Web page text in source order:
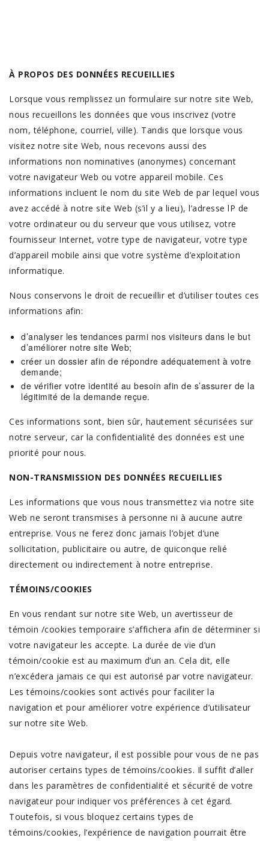
À PROPOS DES DONNÉES RECUEILLIES
Lorsque vous remplissez un formulaire sur notre site Web,
nous recueillons les données que vous inscrivez (votre
nom, téléphone, courriel, ville). Tandis que lorsque vous
visitez notre site Web, nous recevons aussi des
informations non nominatives (anonymes) concernant
votre navigateur Web ou votre appareil mobile. Ces
informations incluent le nom du site Web de par lequel vous
avez accédé à notre site Web (s’il y a lieu), l’adresse lP de
votre ordinateur ou du serveur que vous utilisez, votre
fournisseur Internet, votre type de navigateur, votre type
d’appareil mobile ainsi que votre système d’exploitation
informatique.
Nous conservons le droit de recueillir et d’utiliser toutes ces
informations afin:
d’analyser les tendances parmi nos visiteurs dans le but
d’améliorer notre site Web;
créer un dossier afin de répondre adéquatement à votre
demande;
de vérifier votre identité au besoin afin de s’assurer de la
légitimité de la demande reçue.
Ces informations sont, bien sûr, hautement sécurisées sur
notre serveur, car la confidentialité des données est une
priorité pour nous.
NON-TRANSMISSION DES DONNÉES RECUEILLIES
Les informations que vous nous transmettez via notre site
Web ne seront transmises à personne ni à aucune autre
entreprise. Vous ne ferez donc jamais l’objet d’une
sollicitation, publicitaire ou autre, de quiconque relié
directement ou indirectement à notre entreprise.
TÉMOINS/COOKIES
En vous rendant sur notre site Web, un avertisseur de
témoin /cookies temporaire s’affichera afin de déterminer si
votre navigateur les accepte. La durée de vie d’un
témoin/cookie est au maximum d’un an. Cela dit, elle
n’excédera jamais ce qui est autorisé par votre navigateur.
Les témoins/cookies sont activés pour faciliter la
navigation et pour améliorer votre expérience d’utilisateur
sur notre site Web.
Depuis votre navigateur, il est possible pour vous de ne pas
autoriser certains types de témoins/cookies. Il suffit d’aller
dans les paramètres de confidentialité et sécurité de votre
navigateur pour indiquer vos préférences à cet égard.
Toutefois, si vous bloquez certains types de
témoins/cookies, l’expérience de navigation pourrait être